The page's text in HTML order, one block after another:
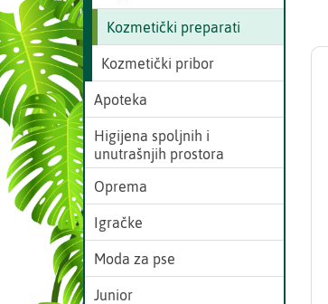
Kozmetički preparati
Kozmetički pribor
Apoteka
Higijena spoljnih i
unutrašnjih prostora
Oprema
Igračke
Moda za pse
Junior